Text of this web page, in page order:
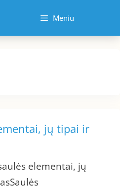
Meniu
jų tipai ir
elementai, jų